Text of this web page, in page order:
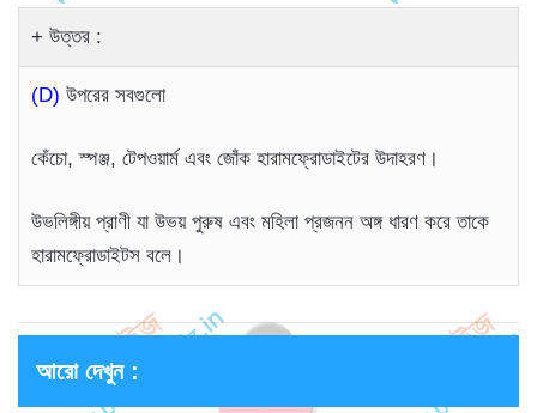
উত্তর :
(D) উপরের সবগুলো
কেঁচো, স্পঞ্জ, টেপওয়ার্ম এবং জোঁক হারামফ্রোডাইটের উদাহরণ।
উভলিঙ্গীয় প্রাণী যা উভয় পুরুষ এবং মহিলা প্রজনন অঙ্গ ধারণ করে তাকে
হারামফ্রোডাইটস বলে।
আরো দেখুন :